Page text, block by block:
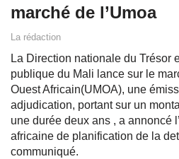
marché de l’Umoa
La rédaction
La Direction nationale du Trésor
publique du Mali lance sur le
Ouest Africain(UMOA), une
adjudication, portant sur un
une durée deux ans , a annoncé
africaine de planification de la
communiqué.